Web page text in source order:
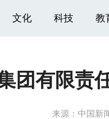
文化 科技 教
团有限责
来源： 中国新